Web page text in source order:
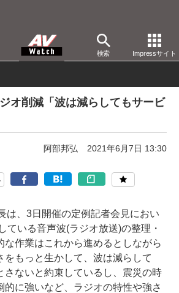
検索 Impressサイト
向 経営/IR
オ削減「波は減らしてもサービ
阿部邦弘 2021年6月7日 13:30
は、3日開催の定例記者会見におい
ている音声波(ラジオ放送)の整理・
な作業はこれから進めるとしながら
をもっと生かして、波は減らして
さないと約束しているし、震災の時
的に強いなど、ラジオの特性や強さ